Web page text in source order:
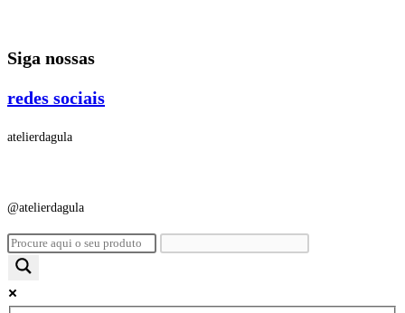
o
Siga nossas
redes sociais
atelierdagula
@atelierdagula